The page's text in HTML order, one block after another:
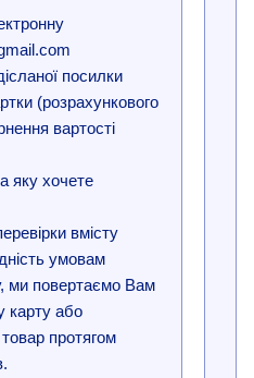
посилки
(розрахункового
вартості
яку хочете
вмісту
умовам
ми повертаємо Вам
карту або
протягом